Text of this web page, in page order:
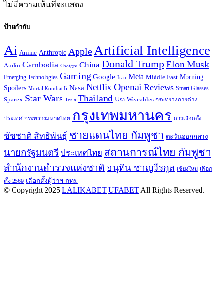
ไม่มีความเห็นที่จะแสดง
ป้ายกำกับ
Ai Anime Anthropic Apple Artificial Intelligence
Audio Cambodia Chatgpt China Donald TrumpElon Musk
Emerging Technologies Gaming Google Iran Meta Middle East Morning
Spoilers Mortal Kombat Ii Nasa Netflix Openai Reviews Smart Glasses
Spacex Star Wars Tesla Thailand Usa Wearables กระทรวงการต่าง
ประเทศ กระทรวงมหาดไทย กรุงเทพมหานคร การเลือกตั้ง
ชัชชาติ สิทธิพันธุ์ ชายแดนไทย กัมพูชา ตะวันออกกลาง
นายกรัฐมนตรี ประเทศไทย สถานการณ์ไทย กัมพูชา
สำนักงานตำรวจแห่งชาติ อนุทิน ชาญวีรกูล เชียงใหม่ เลือก
ตั้ง 2569 เลือกตั้งผู้ว่าฯ กทม
© Copyright 2025 LALIKABET UFABET All Rights Reserved.